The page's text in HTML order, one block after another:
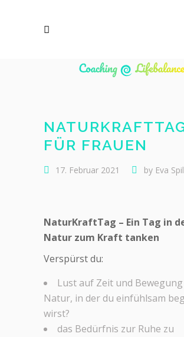
FÜR FRAUEN
17. Februar 2021 by Eva
NaturKraftTag – Ein Tag in
Natur zum Kraft tanken
Verspürst du:
Lust auf Zeit und
Natur, in der du einfühlsam
wirst?
das Bedürfnis zur Ruhe zu